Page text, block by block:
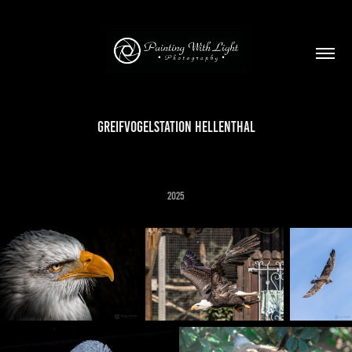
Greifvogelstation Hellenthal
2025